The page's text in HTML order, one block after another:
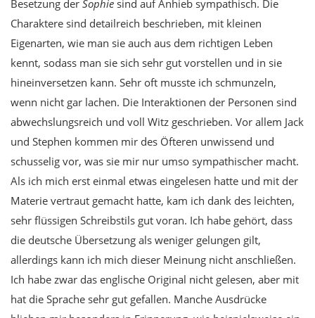
Besetzung der Sophie sind auf Anhieb sympathisch. Die
Charaktere sind detailreich beschrieben, mit kleinen
Eigenarten, wie man sie auch aus dem richtigen Leben
kennt, sodass man sie sich sehr gut vorstellen und in sie
hineinversetzen kann. Sehr oft musste ich schmunzeln,
wenn nicht gar lachen. Die Interaktionen der Personen sind
abwechslungsreich und voll Witz geschrieben. Vor allem Jack
und Stephen kommen mir des Öfteren unwissend und
schusselig vor, was sie mir nur umso sympathischer macht.
Als ich mich erst einmal etwas eingelesen hatte und mit der
Materie vertraut gemacht hatte, kam ich dank des leichten,
sehr flüssigen Schreibstils gut voran. Ich habe gehört, dass
die deutsche Übersetzung als weniger gelungen gilt,
allerdings kann ich mich dieser Meinung nicht anschließen.
Ich habe zwar das englische Original nicht gelesen, aber mit
hat die Sprache sehr gut gefallen. Manche Ausdrücke